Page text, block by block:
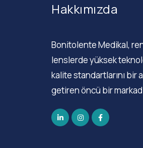
Hakkımızda
Bonitolente Medikal,
lenslerde yüksek
kalite standartlarını bir
getiren öncü bir